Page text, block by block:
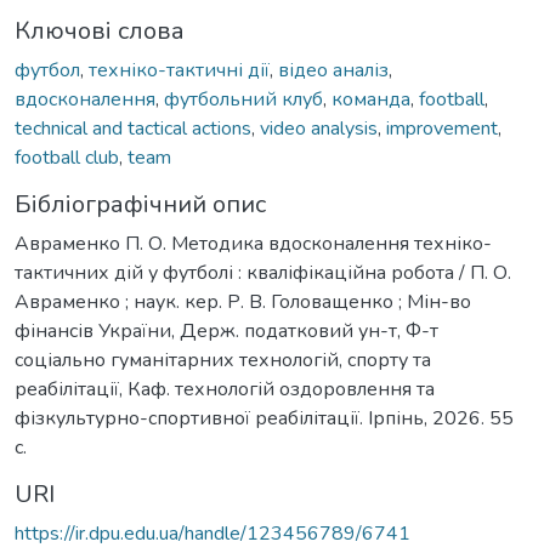
Ключові слова
футбол, техніко-тактичні дії, відео аналіз,
вдосконалення, футбольний клуб, команда, football,
technical and tactical actions, video analysis, improvement,
football club, team
Бібліографічний опис
Авраменко П. О. Методика вдосконалення техніко-
тактичних дій у футболі : кваліфікаційна робота / П. О.
Авраменко ; наук. кер. Р. В. Головащенко ; Мін-во
фінансів України, Держ. податковий ун-т, Ф-т
соціально гуманітарних технологій, спорту та
реабілітації, Каф. технологій оздоровлення та
фізкультурно-спортивної реабілітації. Ірпінь, 2026. 55
с.
URI
https://ir.dpu.edu.ua/handle/123456789/6741